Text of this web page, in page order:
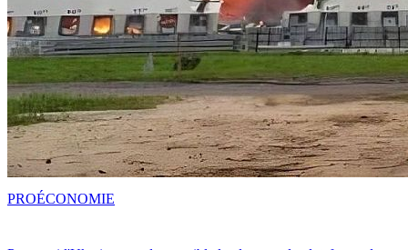
PROÉCONOMIE